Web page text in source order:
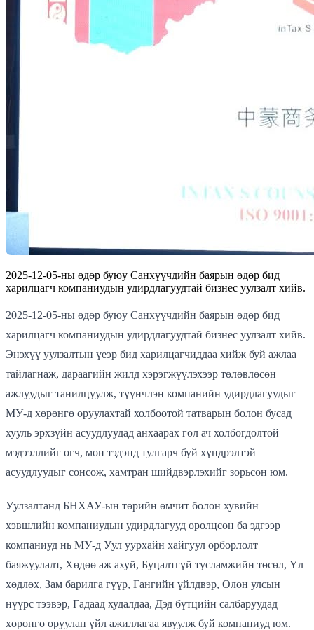
2025-12-05-ны өдөр буюу Санхүүчдийн баярын өдөр бид
харилцагч компаниудын удирдлагуудтай бизнес уулзалт хийв.
2025-12-05-ны өдөр буюу Санхүүчдийн баярын өдөр бид
харилцагч компаниудын удирдлагуудтай бизнес уулзалт хийв.
Энэхүү уулзалтын үеэр бид харилцагчиддаа хийж буй ажлаа
тайлагнаж, дараагийн жилд хэрэгжүүлэхээр төлөвлөсөн
ажлуудыг танилцуулж, түүнчлэн компанийн удирдлагуудыг
МУ-д хөрөнгө оруулахтай холбоотой татварын болон бусад
хууль эрхзүйн асуудлуудад анхаарах гол ач холбогдолтой
мэдээллийг өгч, мөн тэдэнд тулгарч буй хүндрэлтэй
асуудлуудыг сонсож, хамтран шийдвэрлэхийг зорьсон юм.
Уулзалтанд БНХАУ-ын төрийн өмчит болон хувийн
хэвшлийн компаниудын удирдлагууд оролцсон ба эдгээр
компаниуд нь МУ-д Уул уурхайн хайгуул орборлолт
баяжуулалт, Хөдөө аж ахуй, Буцалтгүй тусламжийн төсөл, Үл
хөдлөх, Зам барилга гүүр, Гангийн үйлдвэр, Олон улсын
нүүрс тээвэр, Гадаад худалдаа, Дэд бүтцийн салбаруудад
хөрөнгө оруулан үйл ажиллагаа явуулж буй компаниуд юм.